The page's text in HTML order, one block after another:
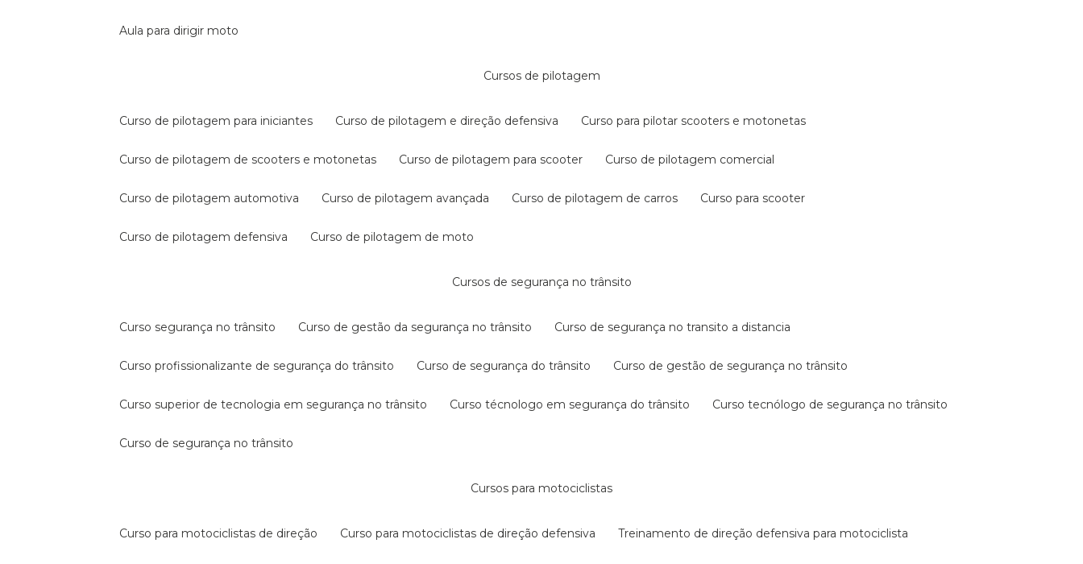
aula para dirigir moto
cursos de pilotagem
curso de pilotagem para iniciantes curso de pilotagem e direção defensiva curso para pilotar scooters e motonetas
curso de pilotagem de scooters e motonetas curso de pilotagem para scooter curso de pilotagem comercial
curso de pilotagem automotiva curso de pilotagem avançada curso de pilotagem de carros curso para scooter
curso de pilotagem defensiva curso de pilotagem de moto
cursos de segurança no trânsito
curso segurança no trânsito curso de gestão da segurança no trânsito curso de segurança no transito a distancia
curso profissionalizante de segurança do trânsito curso de segurança do trânsito curso de gestão de segurança no trânsito
curso superior de tecnologia em segurança no trânsito curso técnologo em segurança do trânsito curso tecnólogo de segurança no trânsito
curso de segurança no trânsito
cursos para motociclistas
curso para motociclistas de direção curso para motociclistas de direção defensiva treinamento de direção defensiva para motociclista